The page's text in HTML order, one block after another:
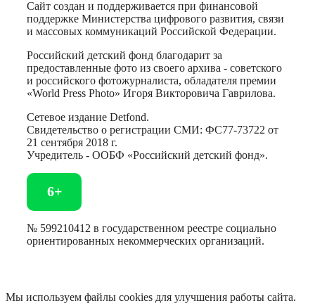
Сайт создан и поддерживается при финансовой
поддержке Министерства цифрового развития, связи
и массовых коммуникаций Российской Федерации.
Российский детский фонд благодарит за
предоставленные фото из своего архива - советского
и российского фотожурналиста, обладателя премии
«World Press Photo» Игоря Викторовича Гаврилова.
Сетевое издание Detfond.
Свидетельство о регистрации СМИ: ФС77-73722 от
21 сентября 2018 г.
Учредитель - ООБФ «Российский детский фонд».
6+
№ 599210412 в государственном реестре социально
ориентированных некоммерческих организаций.
Мы используем файлы cookies для улучшения работы сайта.